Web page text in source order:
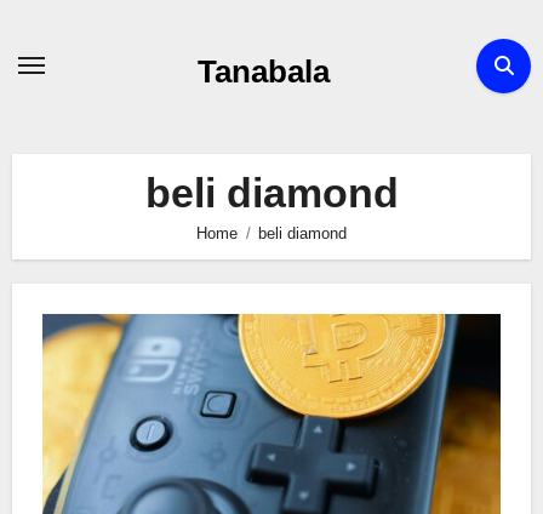
Tanabala
beli diamond
Home beli diamond